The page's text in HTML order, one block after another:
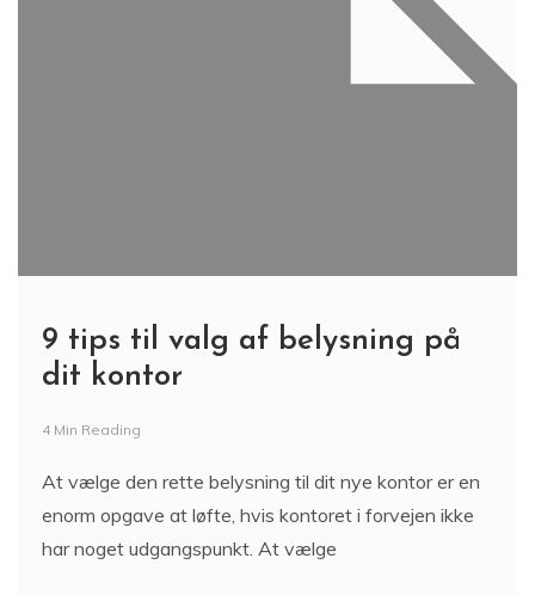
9 tips til valg af belysning på
dit kontor
4 Min Reading
At vælge den rette belysning til dit nye kontor er en
enorm opgave at løfte, hvis kontoret i forvejen ikke
har noget udgangspunkt. At vælge